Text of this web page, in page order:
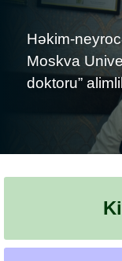
Həkim-
Moskva
doktoru”